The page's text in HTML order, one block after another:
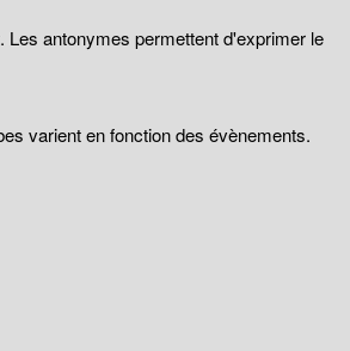
antonymes permettent d'exprimer le
varient en fonction des évènements.